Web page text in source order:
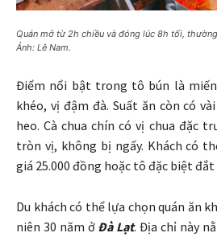
Quán mở từ 2h chiều và đóng lúc 8h tối,
Ảnh: Lê Nam.
Điểm nổi bật trong tô bún là
khéo, vị đậm đà. Suất ăn còn có
heo. Cà chua chín có vị chua đặc
tròn vị, không bị ngấy. Khách có
giá 25.000 đồng hoặc tô đặc biệt đắt
Du khách có thể lựa chọn quán ăn
niên 30 năm ở Đà Lạt. Địa chỉ này